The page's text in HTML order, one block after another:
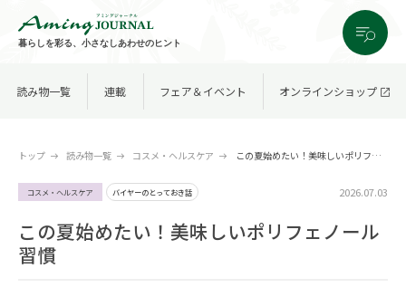
暮らしを彩る、小さなしあわせのヒント
読み物一覧 連載 フェア＆イベント オンラインショップ
トップ 読み物一覧 コスメ・ヘルスケア この夏始めたい！美味しいポリフェノール習慣
コスメ・ヘルスケア バイヤーのとっておき話 2026.07.03
この夏始めたい！美味しいポリフェノール
習慣